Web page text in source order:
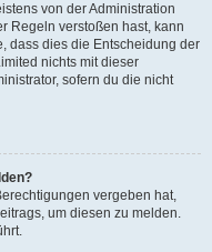
von der Administration
Regeln verstoßen hast, kann
dass dies die Entscheidung der
nichts mit dieser
sofern du die nicht
vergeben hat,
um diesen zu melden.